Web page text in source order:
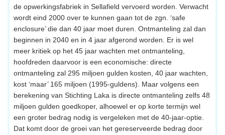
de opwerkingsfabriek in Sellafield vervoerd worden. Verwacht
wordt eind 2000 over te kunnen gaan tot de zgn. ‘safe
enclosure’ die dan 40 jaar moet duren. Ontmanteling zal dan
beginnen in 2040 en in 4 jaar afgerond worden. Er is wel
meer kritiek op het 45 jaar wachten met ontmanteling,
hoofdreden daarvoor is een economische: directe
ontmanteling zal 295 miljoen gulden kosten, 40 jaar wachten,
kost ‘maar’ 165 miljoen (1995-guldens). Maar volgens een
berekening van Stichting Laka is directe ontmanteling zelfs 48
miljoen gulden goedkoper, alhoewel er op korte termijn wel
een groter bedrag nodig is vergeleken met de 40-jaar-optie.
Dat komt door de groei van het gereserveerde bedrag door